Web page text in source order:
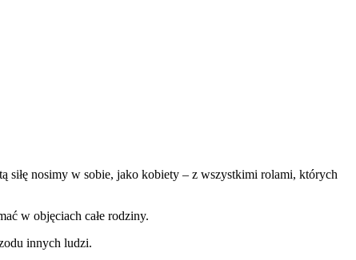
siłę nosimy w sobie, jako kobiety – z wszystkimi rolami, których
w objęciach całe rodziny.
innych ludzi.